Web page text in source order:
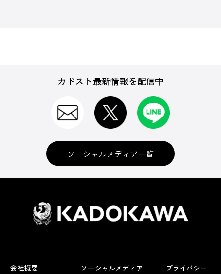
カドスト最新情報を配信中
ソーシャルメディア一覧
会社概要 ソーシャルメディア
プライバシー